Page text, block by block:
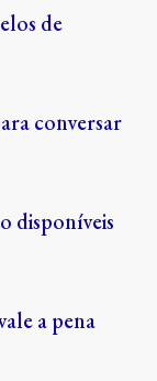
de
conversar
disponíveis
a pena